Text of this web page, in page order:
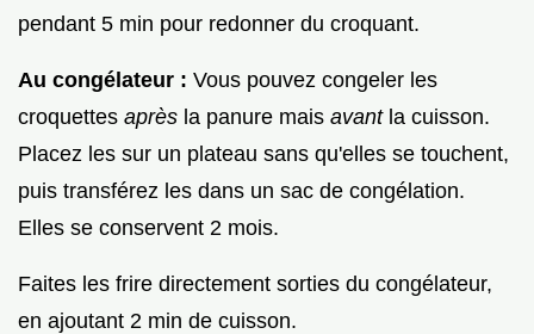
pendant 5 min pour redonner du croquant.
Au congélateur : Vous pouvez congeler les
croquettes après la panure mais avantla cuisson.
Placez les sur un plateau sans qu'elles se touchent,
puis transférez les dans un sac de congélation.
Elles se conservent 2 mois.
Faites les frire directement sorties du congélateur,
en ajoutant 2 min de cuisson.